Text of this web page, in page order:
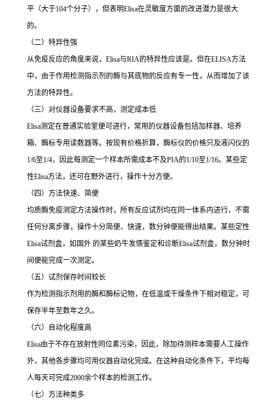
平（大于104个分子），但表明Elisa在灵敏度方面的改进潜力是很大
的。
（二）特异性强
从免疫反应的角度来说， Elisa与RIA的特异性应该是。但在ELISA方法
中，由于作用检测指示剂的酶与其底物的反应有专一性，从而增加了该
方法的特异性。
（三）对仪器设备要求不高，测定成本低
Elisa测定在普通实验室便可进行，常用的仪器设备包括加样器、培养
箱、酶标专用读数器等。按现有价格折算，酶标仪的价格只及液闪仪的
1/6至1/4，因此每测定一个样本所需成本不及PIA的1/10至1/16。某些定
性Elisa方法，还可在野外进行，操作十分方便。
（四）方法快速、简便
均质酶免疫测定方法操作时，所有反应试剂均在同一体系内进行，不需
任何分离步骤，操作十分简便、快速，数分钟便能得出结果。某些定性
Elisa试剂盒，如国外 的某些奶牛发情鉴定和诊断Elisa试剂盒，数分钟时
间便能完成一次测定。
（五）试剂保存时间较长
作为检测指示剂用的酶和酶标记物，在低温或干燥条件下相对稳定，可
保存半年至数年之久。
（六）自动化程度高
Elisa由于不存在放射性同位素污染，因此，除加待测样本需要人工操作
外，其他各步骤均可用仪器自动化完成。在这种自动化条件下，平均每
人每天可完成2000余个样本的检测工作。
（七）方法种类多